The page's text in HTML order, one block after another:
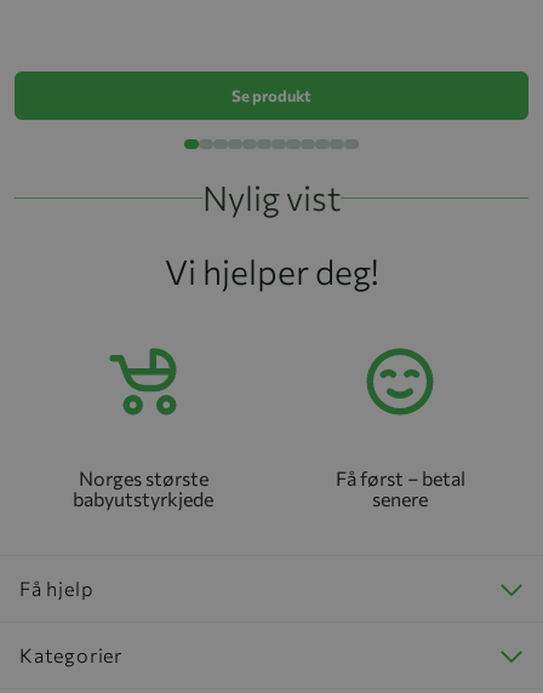
Se produkt
Nylig vist
Vi hjelper deg!
Norges største
babyutstyrkjede
Få først – betal
senere
Få hjelp
Kategorier